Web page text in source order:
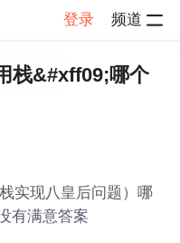
登录 频道
栈&#xff09;哪个
实现八皇后问题）哪
有满意答案